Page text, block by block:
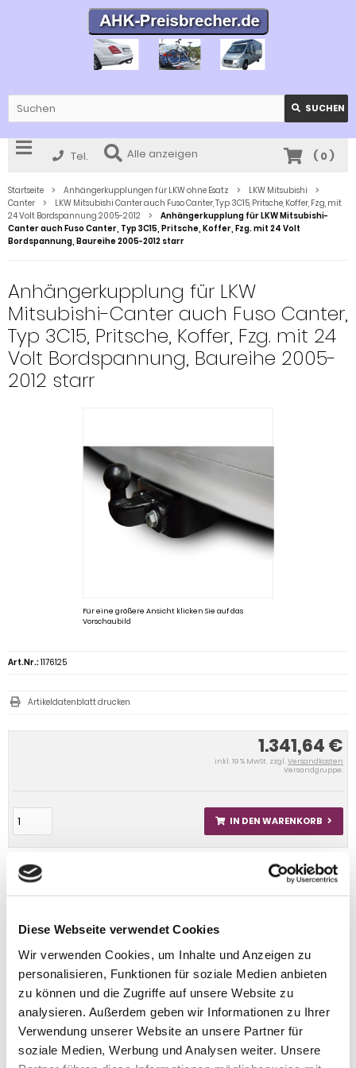
Diese Webseite verwendet Cookies
Wir verwenden Cookies, um Inhalte und Anzeigen zu
personalisieren, Funktionen für soziale Medien anbieten
zu können und die Zugriffe auf unsere Website zu
analysieren. Außerdem geben wir Informationen zu Ihrer
Verwendung unserer Website an unsere Partner für
soziale Medien, Werbung und Analysen weiter. Unsere
SUCHEN
Tel. Alle anzeigen ( 0)
Startseite Anhängerkupplungen für LKW ohne Esatz
LKW Mitsubishi
Canter
LKW Mitsubishi Canter auch Fuso Canter, Typ 3C15, Pritsche, Koffer, Fzg, mit
24 Volt Bordspannung 2005-2012
Anhängerkupplung für LKW Mitsubishi-
Canter auch Fuso Canter, Typ 3C15, Pritsche, Koffer, Fzg. mit 24 Volt
Bordspannung, Baureihe 2005-2012 starr
Anhängerkupplung für LKW
Mitsubishi-Canter auch Fuso Canter,
Typ 3C15, Pritsche, Koffer, Fzg. mit 24
Volt Bordspannung, Baureihe 2005-
2012 starr
Für eine größere Ansicht klicken Sie auf das
Vorschaubild
1.341,64 €
inkl. 19 % MwSt. zzgl. Versandkosten
Versandgruppe:
IN DEN WARENKORB
Art.Nr.:1176125
Artikeldatenblatt drucken